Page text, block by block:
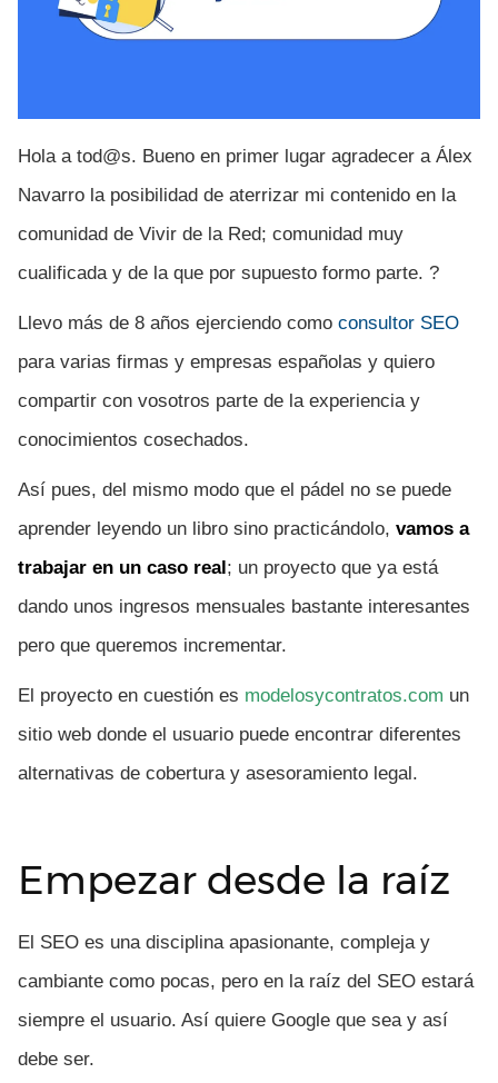
Hola a tod@s. Bueno en primer lugar agradecer a Álex
Navarro la posibilidad de aterrizar mi contenido en la
comunidad de Vivir de la Red; comunidad muy
cualificada y de la que por supuesto formo parte. ?
Llevo más de 8 años ejerciendo como consultor SEO
para varias firmas y empresas españolas y quiero
compartir con vosotros parte de la experiencia y
conocimientos cosechados.
Así pues, del mismo modo que el pádel no se puede
aprender leyendo un libro sino practicándolo, vamos a
trabajar en un caso real; un proyecto que ya está
dando unos ingresos mensuales bastante interesantes
pero que queremos incrementar.
El proyecto en cuestión es modelosycontratos.com un
sitio web donde el usuario puede encontrar diferentes
alternativas de cobertura y asesoramiento legal.
Empezar desde la raíz
El SEO es una disciplina apasionante, compleja y
cambiante como pocas, pero en la raíz del SEO estará
siempre el usuario. Así quiere Google que sea y así
debe ser.